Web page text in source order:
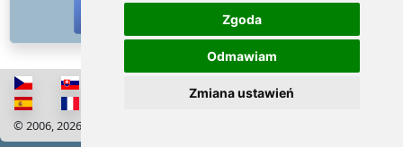
Zgoda
Odmawiam
Zmiana ustawień
© 2006, 2026 RISS COMPANY, s.r.o. Wszelkie prawa zastrzeżone